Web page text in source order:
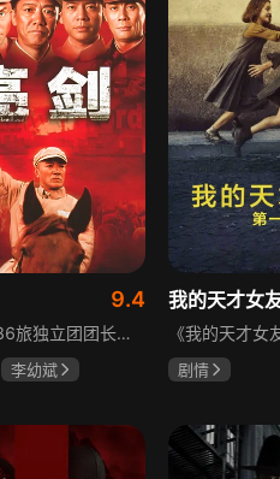
9.4
129师386旅独立团团长李云龙敢想敢干、不按规矩办事，脾气火爆性格直爽，带领独立团展现出敢于拼杀的劲头，接连击败坂田连队、山崎大队、山本部队，名声大噪却因屡次犯规遭贬斥。抗战时期他与国军358团团长楚云飞惺惺相惜，徐蚌会战中一较高下双双重伤，养病期间李云龙与护士田雨相恋，两人及亲人战友历经国家沧桑巨变。
李幼斌
我的天才女
剧情
玛格丽塔·马